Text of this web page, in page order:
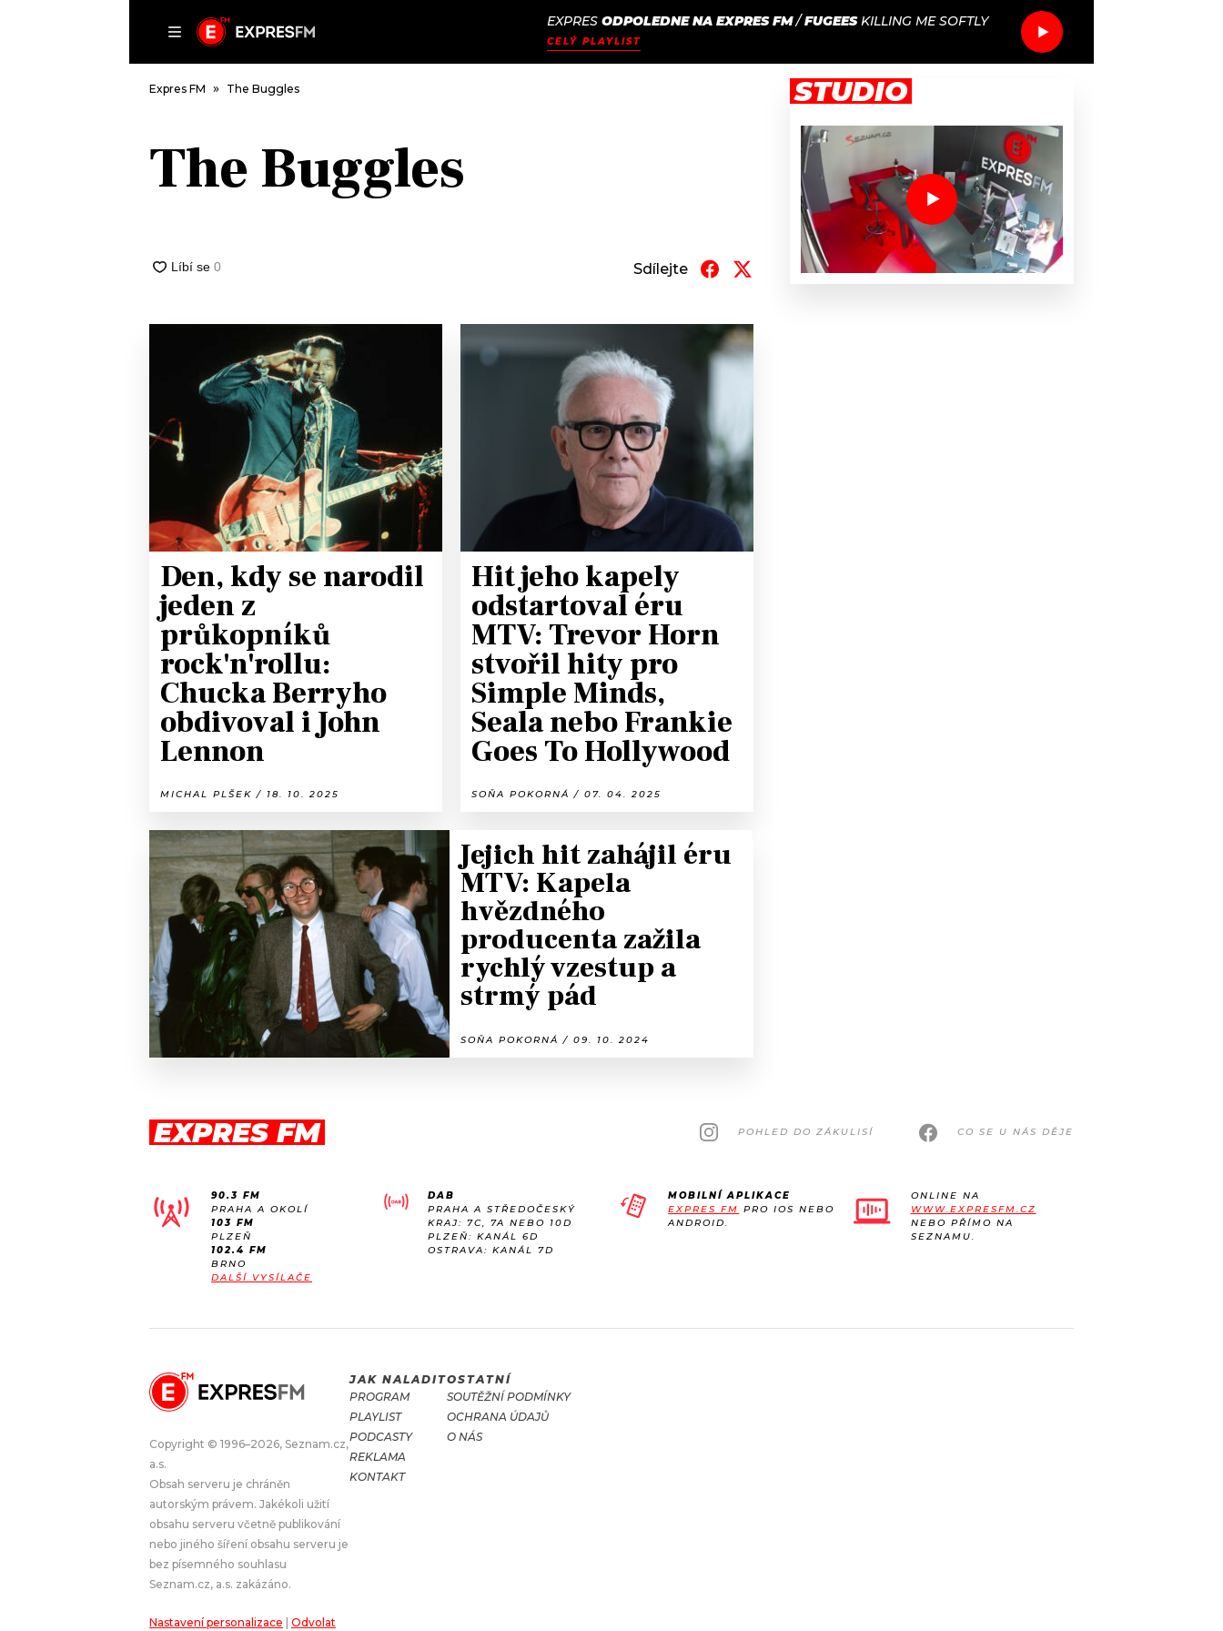
SEZNAM.CZ
EXPRES ODPOLEDNE NA EXPRES FM/FUGEES KILLING ME SOFTLY
CELÝ PLAYLIST
DOMŮ
HUDBA
MIX
OSTATNÍ
PODCASTY
JAK NALADIT
APLIKACE
PROGRAM
PLAYLIST
JAK NALADIT
SOUTĚŽE
Expres FM The Buggles
The Buggles
Sdílejte
Den, kdy se narodil
jeden z
průkopníků
rock'n'rollu:
Chucka Berryho
obdivoval i John
Lennon
MICHAL PLŠEK / 18. 10. 2025
Hit jeho kapely
odstartoval éru
MTV: Trevor Horn
stvořil hity pro
Simple Minds,
Seala nebo Frankie
Goes To Hollywood
SOŇA POKORNÁ / 07. 04. 2025
Jejich hit zahájil éru
MTV: Kapela
hvězdného
producenta zažila
rychlý vzestup a
strmý pád
SOŇA POKORNÁ / 09. 10. 2024
STUDIO
EXPRES FM POHLED DO ZÁKULISÍ CO SE U NÁS DĚJE
90.3 FM
PRAHA A OKOLÍ
103 FM
PLZEŇ
102.4 FM
BRNO
DALŠÍ VYSÍLAČE
DAB
PRAHA A STŘEDOČESKÝ
KRAJ: 7C, 7A NEBO 10D
PLZEŇ: KANÁL 6D
OSTRAVA: KANÁL 7D
MOBILNÍ APLIKACE
EXPRES FM PRO IOS NEBO
ANDROID.
ONLINE NA
WWW.EXPRESFM.CZ
NEBO PŘÍMO NA
SEZNAMU.
Copyright © 1996–2026, Seznam.cz,
a.s.
Obsah serveru je chráněn
autorským právem. Jakékoli užití
obsahu serveru včetně publikování
nebo jiného šíření obsahu serveru je
bez písemného souhlasu
Seznam.cz, a.s. zakázáno.
Nastavení personalizace Odvolat
JAK NALADIT
PROGRAM
PLAYLIST
PODCASTY
REKLAMA
KONTAKT
OSTATNÍ
SOUTĚŽNÍ PODMÍNKY
OCHRANA ÚDAJŮ
O NÁS